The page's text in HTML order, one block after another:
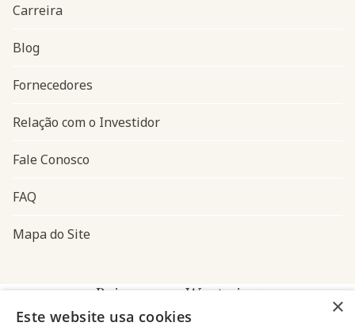
Navegação do rodapé
Carreira
Blog
Fornecedores
Relação com o Investidor
Fale Conosco
FAQ
Mapa do Site
Baixe o app Westwing
×
Este website usa cookies